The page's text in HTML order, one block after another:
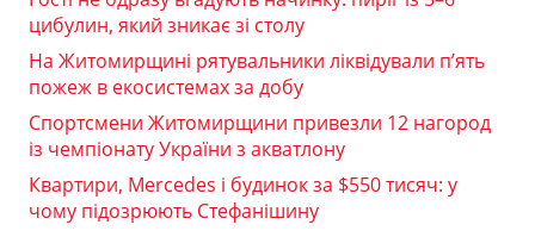
цибулин, який зникає зі столу
На Житомирщині рятувальники ліквідували п’ять
пожеж в екосистемах за добу
Спортсмени Житомирщини привезли 12 нагород
із чемпіонату України з акватлону
Квартири, Mercedes і будинок за $550 тисяч: у
чому підозрюють Стефанішину